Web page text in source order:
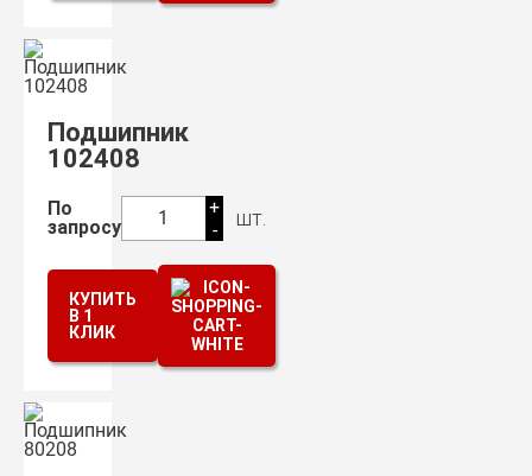
Подшипник
102408
По
запросу
1
+
-
шт.
КУПИТЬ
В 1
КЛИК